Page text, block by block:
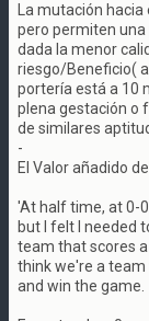
La mutación
pero permiten una
dada la menor
riesgo/Beneficio(
portería está a 10
plena gestación o
de similares
-
El Valor añadido
'At half time, at 0-
but I felt I needed
team that scores
think we're a team
and win the game.